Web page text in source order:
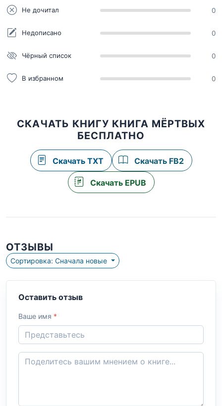
Не дочитал 0
Недописано 0
Чёрный список 0
В избранном 0
СКАЧАТЬ КНИГУ КНИГА МЁРТВЫХ
БЕСПЛАТНО
Скачать TXT Скачать FB2
Скачать EPUB
ОТЗЫВЫ
Сортировка: Сначала новые
Оставить отзыв
Ваше имя *